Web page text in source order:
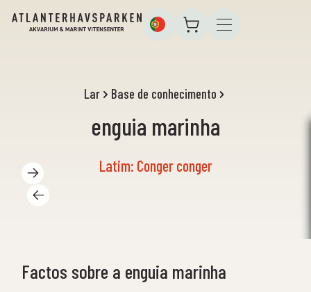
Lar Base de conhecimento
enguia marinha
Latim: Conger conger
Factos sobre a enguia marinha